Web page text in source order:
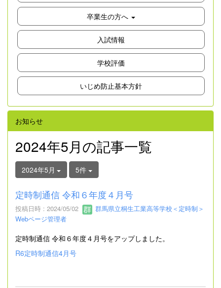
卒業生の方へ
入試情報
学校評価
いじめ防止基本方針
お知らせ
2024年5月の記事一覧
2024年5月 5件
定時制通信 令和６年度４月号
投稿日時 : 2024/05/02
群馬県立桐生工業高等学校＜定時制＞
Webページ管理者
定時制通信 令和６年度４月号をアップしました。
R6定時制通信4月号